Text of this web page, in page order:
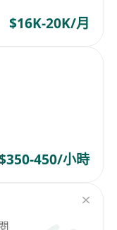
$16K-20K/月
450/小時